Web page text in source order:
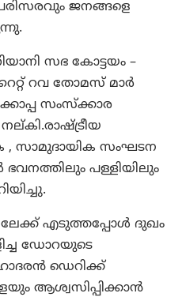
ജനങ്ങളെ
സഭ കോട്ടയം –
റവ തോമസ് മാർ
സംസ്ക്കാര
, സാമുദായിക സംഘടന
ഭവനത്തിലും പള്ളിയിലും
എടുത്തപ്പോൾ ദുഖം
ഡോറയുടെ
ഡെറിക്ക്
ആശ്വസിപ്പിക്കാൻ